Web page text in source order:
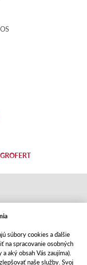
súbory cookies a ďalšie
spracovanie osobných
aký obsah Vás zaujíma).
naše služby. Svoj